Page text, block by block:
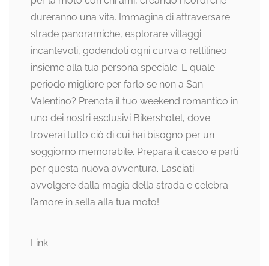
dureranno una vita. Immagina di attraversare
strade panoramiche, esplorare villaggi
incantevoli, godendoti ogni curva o rettilineo
insieme alla tua persona speciale. E quale
periodo migliore per farlo se non a San
Valentino? Prenota il tuo weekend romantico in
uno dei nostri esclusivi Bikershotel, dove
troverai tutto ciò di cui hai bisogno per un
soggiorno memorabile. Prepara il casco e parti
per questa nuova avventura. Lasciati
avvolgere dalla magia della strada e celebra
l’amore in sella alla tua moto!
Link: